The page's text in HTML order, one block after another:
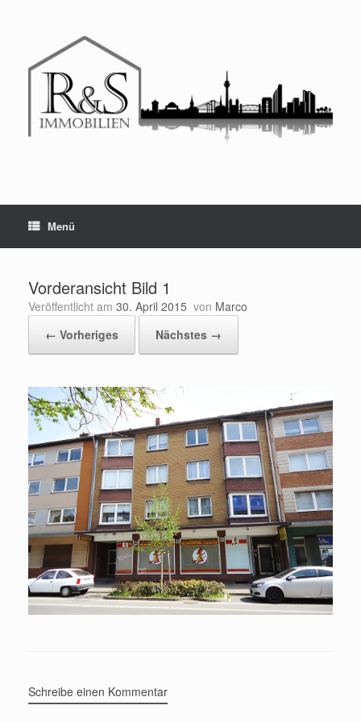
Menü
Vorderansicht Bild 1
Veröffentlicht am 30. April 2015 von Marco
← Vorheriges
Nächstes →
Schreibe einen Kommentar